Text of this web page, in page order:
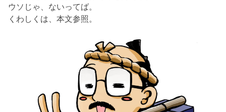
ウソじゃ、ないってば。
くわしくは、本文参照。